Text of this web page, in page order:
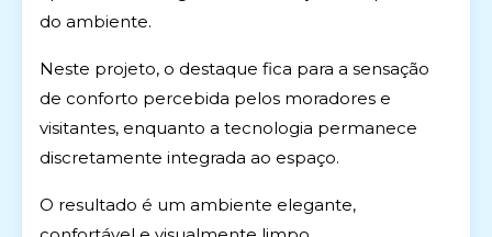
do ambiente.
Neste projeto, o destaque fica para a sensação
de conforto percebida pelos moradores e
visitantes, enquanto a tecnologia permanece
discretamente integrada ao espaço.
O resultado é um ambiente elegante,